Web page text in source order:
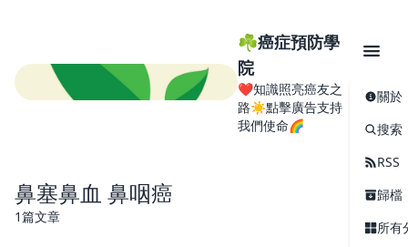
☘️癌症預防學
院
❤️知識照亮癌友之
路☀️點擊廣告支持
我們使命🌈
關於
搜索
RSS
歸檔
所有
鼻塞鼻血 鼻咽癌
1篇文章